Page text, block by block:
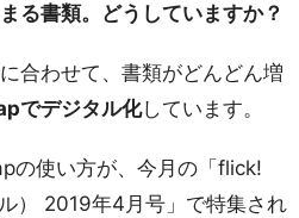
る書類。どうしていますか？
合わせて、書類がどんどん増
でデジタル化しています。
の使い方が、今月の「flick!
） 2019年4月号」で特集され